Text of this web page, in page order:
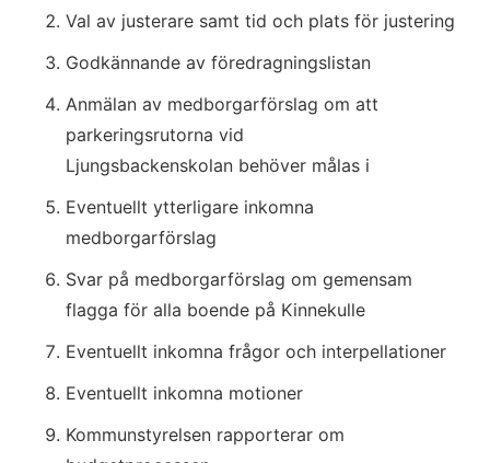
Val av justerare samt tid och plats för justering
Godkännande av föredragningslistan
Anmälan av medborgarförslag om att
parkeringsrutorna vid
Ljungsbackenskolan behöver målas i
Eventuellt ytterligare inkomna
medborgarförslag
Svar på medborgarförslag om gemensam
flagga för alla boende på Kinnekulle
Eventuellt inkomna frågor och interpellationer
Eventuellt inkomna motioner
Kommunstyrelsen rapporterar om